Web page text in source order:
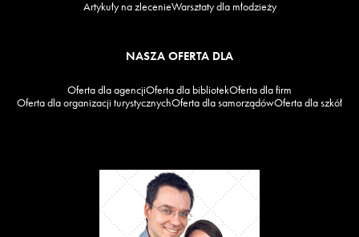
Artykuły na zlecenieWarsztaty dla młodzieży
NASZA OFERTA DLA
Oferta dla agencjiOferta dla bibliotekOferta dla firm
Oferta dla organizacji turystycznychOferta dla samorządówOferta dla szkół